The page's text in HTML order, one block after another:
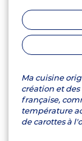
Ma cuisine
création et
française,
température
de carottes à